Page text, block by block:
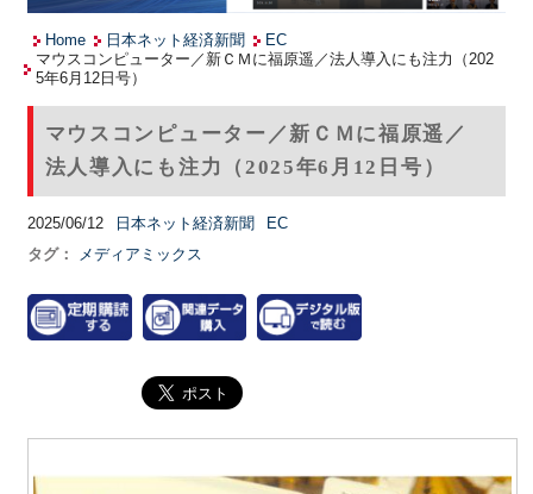
Home 日本ネット経済新聞
EC
マウスコンピューター／新ＣＭに福原遥／法人導入にも注力（202
5年6月12日号）
マウスコンピューター／新ＣＭに福原遥／
法人導入にも注力（2025年6月12日号）
2025/06/12 日本ネット経済新聞
EC
タグ：
メディアミックス